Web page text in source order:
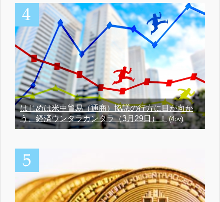
はじめは米中貿易（通商）協議の行方に目が向か
う、経済ウンタラカンタラ（3月29日）！(4pv)